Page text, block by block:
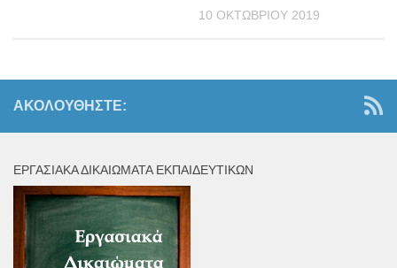
10 ΟΚΤΩΒΡΊΟΥ 2019
ΑΚΟΛΟΥΘΉΣΤΕ:
ΕΡΓΑΣΙΑΚΆ ΔΙΚΑΙΏΜΑΤΑ ΕΚΠΑΙΔΕΥΤΙΚΏΝ